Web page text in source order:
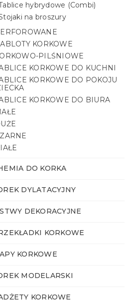
hybrydowe (Combi)
na broszury
KORKOWE
PILŚNIOWE
KORKOWE DO KUCHNI
KORKOWE DO POKOJU
KORKOWE DO BIURA
DO KORKA
DYLATACYJNY
DEKORACYJNE
KORKOWE
KORKOWE
MODELARSKI
KORKOWE